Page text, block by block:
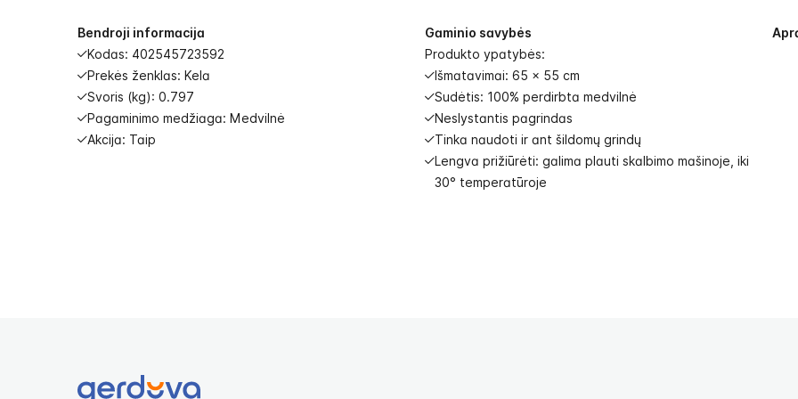
gallery
Bendroji informacija
Kodas: 402545723592
Prekės ženklas: Kela
Svoris (kg): 0.797
Pagaminimo medžiaga: Medvilnė
Akcija: Taip
Gaminio savybės
Produkto ypatybės:
Išmatavimai: 65 x 55 cm
Sudėtis: 100% perdirbta medvilnė
Neslystantis pagrindas
Tinka naudoti ir ant šildomų grindų
Lengva prižiūrėti: galima plauti skalbimo mašinoje, iki
30° temperatūroje